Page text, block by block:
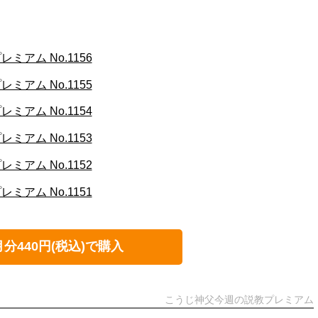
ミアム No.1156
ミアム No.1155
ミアム No.1154
ミアム No.1153
ミアム No.1152
ミアム No.1151
分440円(税込)で購入
こうじ神父今週の説教プレミアム